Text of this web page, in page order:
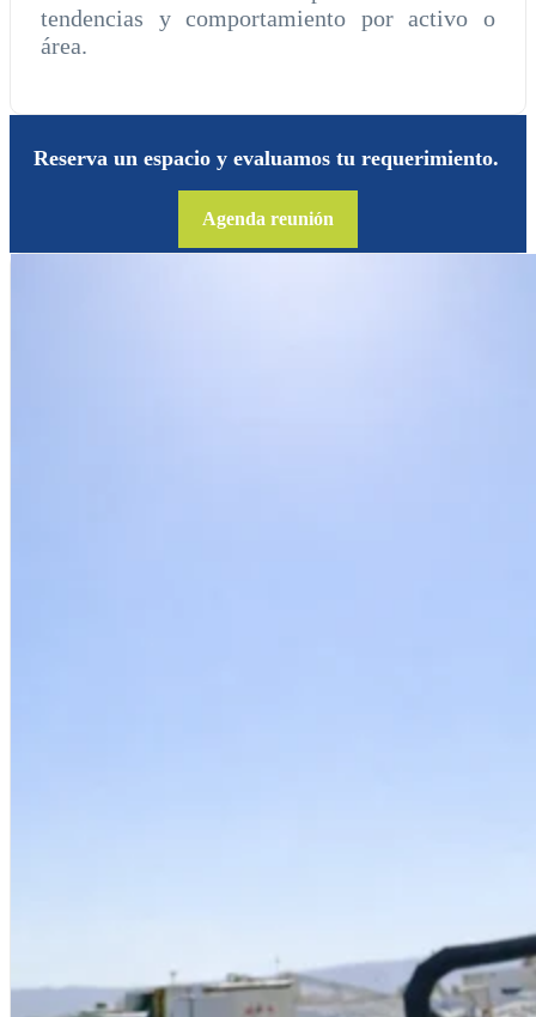
tendencias y comportamiento por activo o
área.
Reserva un espacio y evaluamos tu requerimiento.
Agenda reunión